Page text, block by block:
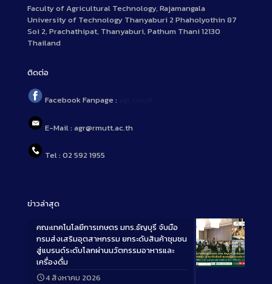
Faculty of Agricultural Technology, Rajamangala
University of Technology Thanyaburi 2 Phaholyothin 87
Soi 2, Prachathipat, Thanyaburi, Pathum Thani 12130
Thailand
ติดต่อ
Facebook Fanpage :
E-Mail : agr@rmutt.ac.th
Tel : 02 592 1955
ข่าวล่าสุด
Long
คณะเทคโนโลยีการเกษตร มทร.ธัญบุรี จับมือ
กรมส่งเสริมอุตสาหกรรม ยกระดับสินค้าชุมชน
สู่แบรนด์ระดับโลกผ่านนวัตกรรมอาหารและ
เครื่องดื่ม
4 สิงหาคม 2026